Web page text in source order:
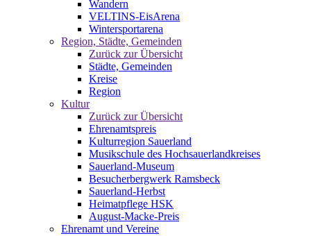
Wandern
VELTINS-EisArena
Wintersportarena
Region, Städte, Gemeinden
Zurück zur Übersicht
Städte, Gemeinden
Kreise
Region
Kultur
Zurück zur Übersicht
Ehrenamtspreis
Kulturregion Sauerland
Musikschule des Hochsauerlandkreises
Sauerland-Museum
Besucherbergwerk Ramsbeck
Sauerland-Herbst
Heimatpflege HSK
August-Macke-Preis
Ehrenamt und Vereine